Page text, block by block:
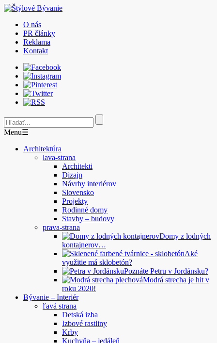
O nás
PR články
Reklama
Kontakt
Menu☰
Architektúra
lava-strana
Architekti
Dizajn
Návrhy interiérov
Slovensko
Projekty
Rodinné domy
Stavby – budovy
prava-strana
Domy z lodných
kontajnerov…
Aké
využitie má sklobetón?
Poznáte Petru v Jordánsku?
Modrá strecha je hit v
roku 2020!
Bývanie – Interiér
ľavá strana
Detská izba
Izbové rastliny
Krby
Kuchyňa – jedáleň